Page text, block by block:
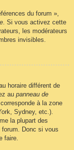
du forum »,
. Si vous activez cette
les modérateurs
invisibles.
horaire différent de
au panneau de
à la zone
Sydney, etc.).
la plupart des
forum. Donc si vous
faire.